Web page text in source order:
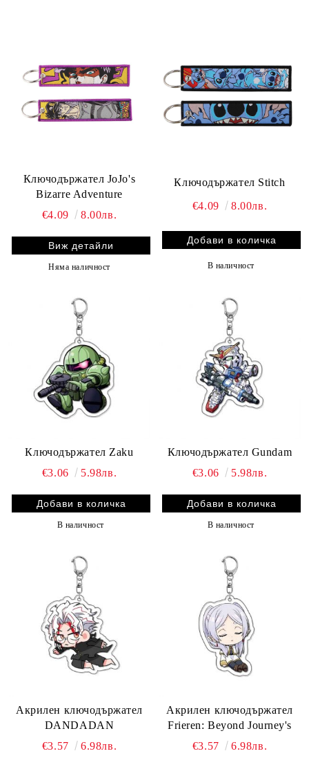
Ключодържател JoJo's
Bizarre Adventure
€4.09
8.00лв.
Виж детайли
Няма наличност
Ключодържател Stitch
€4.09 8.00лв.
В наличност
Ключодържател Zaku
€3.06
5.98лв.
В наличност
Ключодържател Gundam
€3.06
5.98лв.
В наличност
Акрилен ключодържател
DANDADAN
€3.57
6.98лв.
Акрилен ключодържател
Frieren: Beyond Journey's
€3.57
6.98лв.